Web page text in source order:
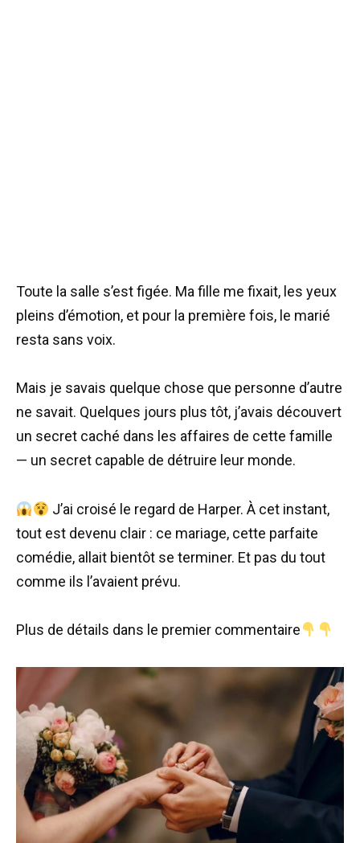
Toute la salle s’est figée. Ma fille me fixait, les yeux
pleins d’émotion, et pour la première fois, le marié
resta sans voix.
Mais je savais quelque chose que personne d’autre
ne savait. Quelques jours plus tôt, j’avais découvert
un secret caché dans les affaires de cette famille
— un secret capable de détruire leur monde.
J’ai croisé le regard de Harper. À cet instant,
tout est devenu clair : ce mariage, cette parfaite
comédie, allait bientôt se terminer. Et pas du tout
comme ils l’avaient prévu.
Plus de détails dans le premier commentaire